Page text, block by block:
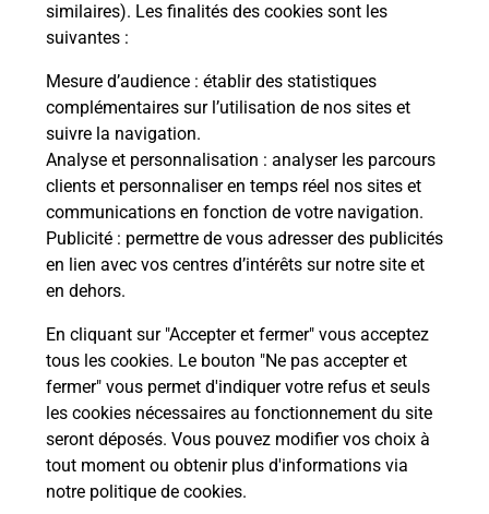
similaires). Les finalités des cookies sont les
suivantes :
Mesure d’audience : établir des statistiques
complémentaires sur l’utilisation de nos sites et
suivre la navigation.
Analyse et personnalisation : analyser les parcours
clients et personnaliser en temps réel nos sites et
communications en fonction de votre navigation.
Publicité : permettre de vous adresser des publicités
en lien avec vos centres d’intérêts sur notre site et
en dehors.
En cliquant sur "Accepter et fermer" vous acceptez
tous les cookies. Le bouton "Ne pas accepter et
fermer" vous permet d'indiquer votre refus et seuls
les cookies nécessaires au fonctionnement du site
seront déposés. Vous pouvez modifier vos choix à
tout moment ou obtenir plus d'informations via
notre politique de cookies.
Comment demander une
modification de livraison ?
Comment La Poste participe-t-elle
à votre sécurité au quotidien ?
Puis-je passer mon code de la route
avec La Poste et sous quelles
conditions ?
Localiser Liste Landes SAUBUSSE